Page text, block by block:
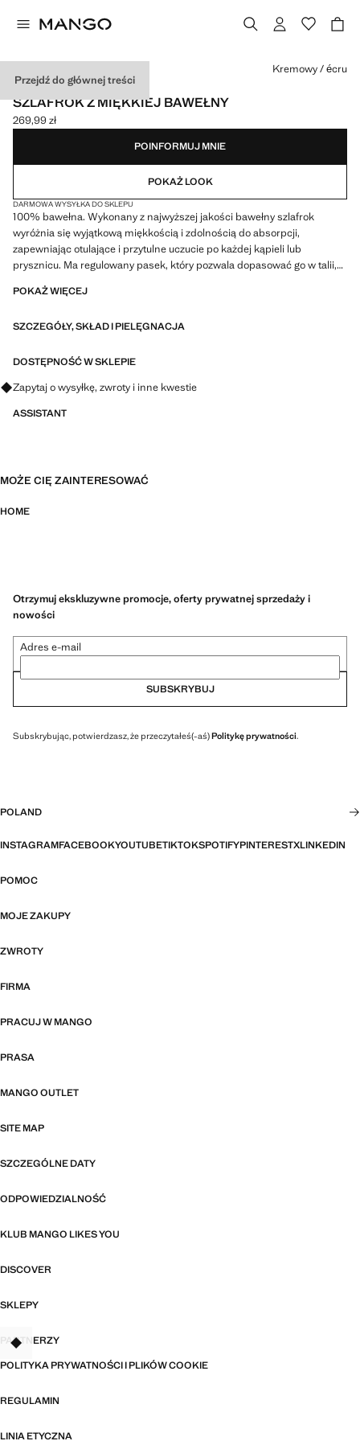
Przejdź do głównej treści
420 G/M2 / MADE IN PORTUGAL
SZLAFROK Z MIĘKKIEJ BAWEŁNY
Aktualna cena [269,99 zł ]
269,99 zł
Wybierz kolor
Kremowy / écru
POINFORMUJ MNIE
POKAŻ LOOK
DARMOWA WYSYŁKA DO SKLEPU
100% bawełna. Wykonany z najwyższej jakości bawełny szlafrok
wyróżnia się wyjątkową miękkością i zdolnością do absorpcji,
zapewniając otulające i przytulne uczucie po każdej kąpieli lub
prysznicu. Ma regulowany pasek, który pozwala dopasować go w talii,
Najwyższa jakość. Przyjemna tekstura. Dostępne w różnych kolorach.
przodu. Wiązanie na wysokości bioder. Duża absorpcja i oddychalność
Gramatura 420 g/m2 zapewnia dobrą chłonność i jakość
POKAŻ WIĘCEJ
SZCZEGÓŁY, SKŁAD I PIELĘGNACJA
DOSTĘPNOŚĆ W SKLEPIE
Zapytaj o wysyłkę, zwroty i inne kwestie
ASSISTANT
MOŻE CIĘ ZAINTERESOWAĆ
HOME
Otrzymuj ekskluzywne promocje, oferty prywatnej sprzedaży i
nowości
Adres e-mail
SUBSKRYBUJ
Subskrybując, potwierdzasz, że przeczytałeś(-aś)Politykę prywatności.
POLAND
INSTAGRAMFACEBOOKYOUTUBETIKTOKSPOTIFYPINTERESTXLINKEDIN
POMOC
MOJE ZAKUPY
ZWROTY
FIRMA
PRACUJ W MANGO
PRASA
MANGO OUTLET
SITE MAP
SZCZEGÓLNE DATY
ODPOWIEDZIALNOŚĆ
KLUB MANGO LIKES YOU
DISCOVER
SKLEPY
PARTNERZY
POLITYKA PRYWATNOŚCI I PLIKÓW COOKIE
REGULAMIN
LINIA ETYCZNA